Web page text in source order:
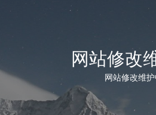
网站修改
网站修改维